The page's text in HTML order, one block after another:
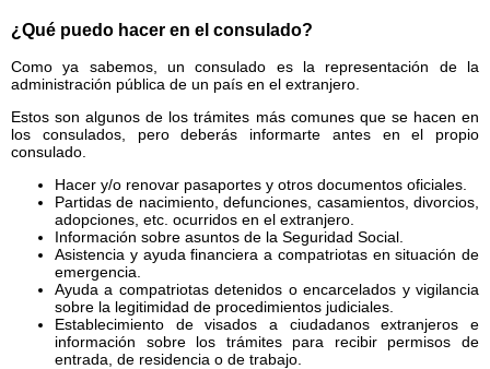
¿Qué puedo hacer en el consulado?
Como ya sabemos, un consulado es la representación de la
administración pública de un país en el extranjero.
Estos son algunos de los trámites más comunes que se hacen en
los consulados, pero deberás informarte antes en el propio
consulado.
Hacer y/o renovar pasaportes y otros documentos oficiales.
Partidas de nacimiento, defunciones, casamientos, divorcios,
adopciones, etc. ocurridos en el extranjero.
Información sobre asuntos de la Seguridad Social.
Asistencia y ayuda financiera a compatriotas en situación de
emergencia.
Ayuda a compatriotas detenidos o encarcelados y vigilancia
sobre la legitimidad de procedimientos judiciales.
Establecimiento de visados a ciudadanos extranjeros e
información sobre los trámites para recibir permisos de
entrada, de residencia o de trabajo.